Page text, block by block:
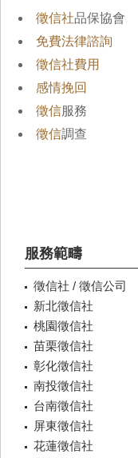
徵信社品保協會
免費法律諮詢
徵信社費用
感情挽回
徵信服務
徵信調查
服務範疇
徵信社 / 徵信公司
新北徵信社
桃園徵信社
苗栗徵信社
彰化徵信社
南投徵信社
台南徵信社
屏東徵信社
花蓮徵信社